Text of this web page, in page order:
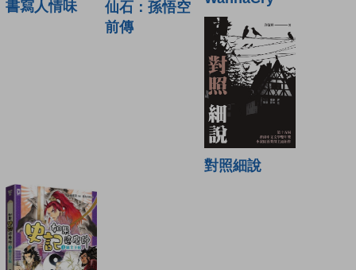
書寫人情味
仙石：孫悟空
前傳
對照細說